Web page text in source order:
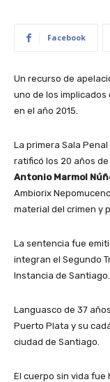
Facebook
Un recurso de
uno de los
en el año 2015.
La primera Sala
ratificó los 20 años
Antonio Marmol
Ambiorix
material del crimen y
La sentencia fue
integran el Segundo
Instancia de Santiago.
Languasco de 37
Puerto Plata y su
ciudad de Santiago.
El cuerpo sin vida fue